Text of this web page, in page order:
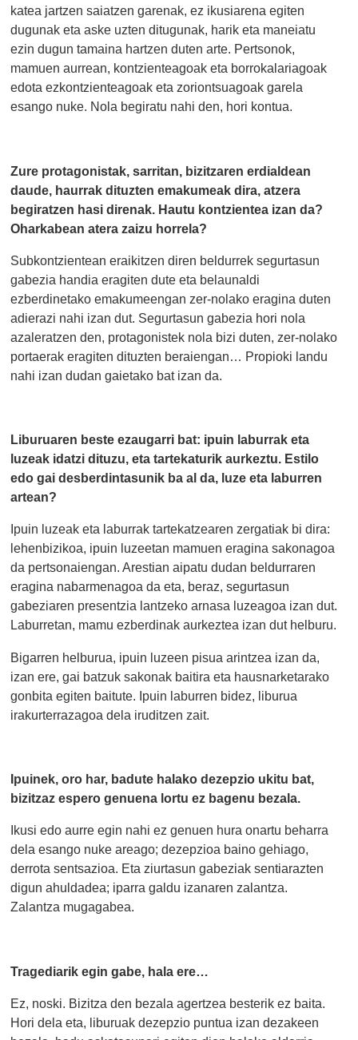
katea jartzen saiatzen garenak, ez ikusiarena egiten
dugunak eta aske uzten ditugunak, harik eta maneiatu
ezin dugun tamaina hartzen duten arte. Pertsonok,
mamuen aurrean, kontzienteagoak eta borrokalariagoak
edota ezkontzienteagoak eta zoriontsuagoak garela
esango nuke. Nola begiratu nahi den, hori kontua.
Zure protagonistak, sarritan, bizitzaren erdialdean
daude, haurrak dituzten emakumeak dira, atzera
begiratzen hasi direnak. Hautu kontzientea izan da?
Oharkabean atera zaizu horrela?
Subkontzientean eraikitzen diren beldurrek segurtasun
gabezia handia eragiten dute eta belaunaldi
ezberdinetako emakumeengan zer-nolako eragina duten
adierazi nahi izan dut. Segurtasun gabezia hori nola
azaleratzen den, protagonistek nola bizi duten, zer-nolako
portaerak eragiten dituzten beraiengan… Propioki landu
nahi izan dudan gaietako bat izan da.
Liburuaren beste ezaugarri bat: ipuin laburrak eta
luzeak idatzi dituzu, eta tartekaturik aurkeztu. Estilo
edo gai desberdintasunik ba al da, luze eta laburren
artean?
Ipuin luzeak eta laburrak tartekatzearen zergatiak bi dira:
lehenbizikoa, ipuin luzeetan mamuen eragina sakonagoa
da pertsonaiengan. Arestian aipatu dudan beldurraren
eragina nabarmenagoa da eta, beraz, segurtasun
gabeziaren presentzia lantzeko arnasa luzeagoa izan dut.
Laburretan, mamu ezberdinak aurkeztea izan dut helburu.
Bigarren helburua, ipuin luzeen pisua arintzea izan da,
izan ere, gai batzuk sakonak baitira eta hausnarketarako
gonbita egiten baitute. Ipuin laburren bidez, liburua
irakurterrazagoa dela iruditzen zait.
Ipuinek, oro har, badute halako dezepzio ukitu bat,
bizitzaz espero genuena lortu ez bagenu bezala.
Ikusi edo aurre egin nahi ez genuen hura onartu beharra
dela esango nuke areago; dezepzioa baino gehiago,
derrota sentsazioa. Eta ziurtasun gabeziak sentiarazten
digun ahuldadea; iparra galdu izanaren zalantza.
Zalantza mugagabea.
Tragediarik egin gabe, hala ere…
Ez, noski. Bizitza den bezala agertzea besterik ez baita.
Hori dela eta, liburuak dezepzio puntua izan dezakeen